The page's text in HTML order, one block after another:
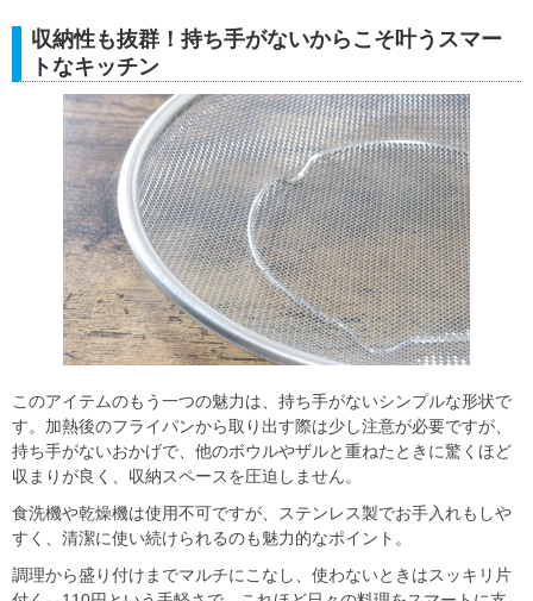
収納性も抜群！持ち手がないからこそ叶うスマー
トなキッチン
このアイテムのもう一つの魅力は、持ち手がないシンプルな形状で
す。加熱後のフライパンから取り出す際は少し注意が必要ですが、
持ち手がないおかげで、他のボウルやザルと重ねたときに驚くほど
収まりが良く、収納スペースを圧迫しません。
食洗機や乾燥機は使用不可ですが、ステンレス製でお手入れもしや
すく、清潔に使い続けられるのも魅力的なポイント。
調理から盛り付けまでマルチにこなし、使わないときはスッキリ片